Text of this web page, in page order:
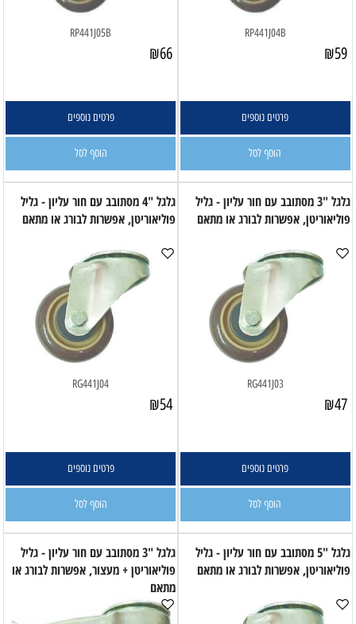
RP441J04B
₪59
פרטים נוספים
הוסף לסל
RP441J05B
₪66
פרטים נוספים
הוסף לסל
גלגל "3 מסתובב עם חור עליון - גליל
פוליאוריטן, אפשרות לבורג או מתאם
RG441J03
₪47
פרטים נוספים
הוסף לסל
גלגל "4 מסתובב עם חור עליון - גליל
פוליאוריטן, אפשרות לבורג או מתאם
RG441J04
₪54
פרטים נוספים
הוסף לסל
גלגל "5 מסתובב עם חור עליון - גליל
פוליאוריטן, אפשרות לבורג או מתאם
גלגל "3 מסתובב עם חור עליון - גליל
פוליאוריטן + מעצור, אפשרות לבורג או
מתאם